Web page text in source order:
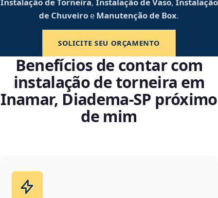
Instalação de Torneira, Instalação de Vaso, Instalação
de Chuveiro e Manutenção de Box.
SOLICITE SEU ORÇAMENTO
Benefícios de contar com
instalação de torneira em
Inamar, Diadema‑SP próximo
de mim